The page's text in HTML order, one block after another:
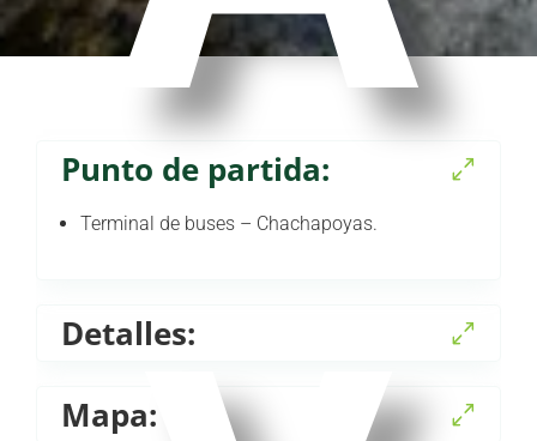
Punto de partida:
Terminal de buses – Chachapoyas.
Detalles:
Mapa: